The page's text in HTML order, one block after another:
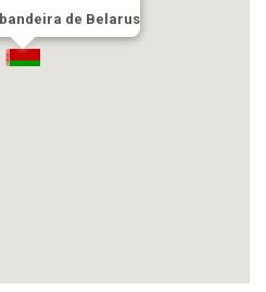
bandeira de Belarus